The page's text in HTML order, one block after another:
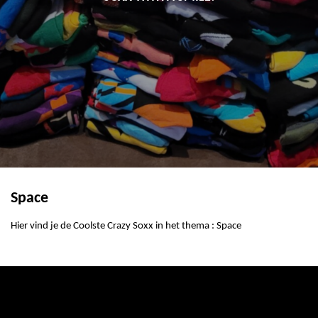
Space
Hier vind je de Coolste Crazy Soxx in het thema : Space